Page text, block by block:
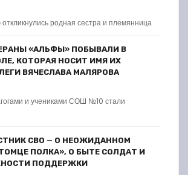
родная сестра и племянница
«АЛЬФЫ» ПОБЫВАЛИ В
КОТОРАЯ НОСИТ ИМЯ ИХ
ВЯЧЕСЛАВА МАЛЯРОВА
и учениками СОШ №10 стали
СВО — О НЕОЖИДАННОМ
ПОЛКА», О БЫТЕ СОЛДАТ И
ПОДДЕРЖКИ